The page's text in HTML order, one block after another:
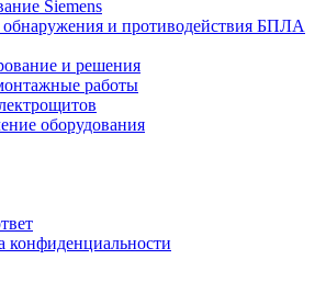
Siemens
и противодействия БПЛА
и решения
работы
оборудования
конфиденциальности